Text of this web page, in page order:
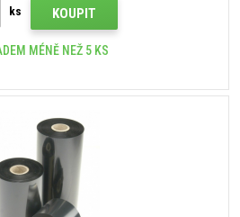
ks KOUPIT
MÉNĚ NEŽ 5 KS